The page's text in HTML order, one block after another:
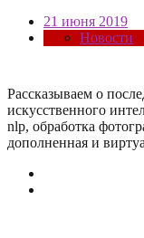
21 июня 2019
Новости
Рассказываем о
искусcтвенного
nlp, обработка
дополненная и